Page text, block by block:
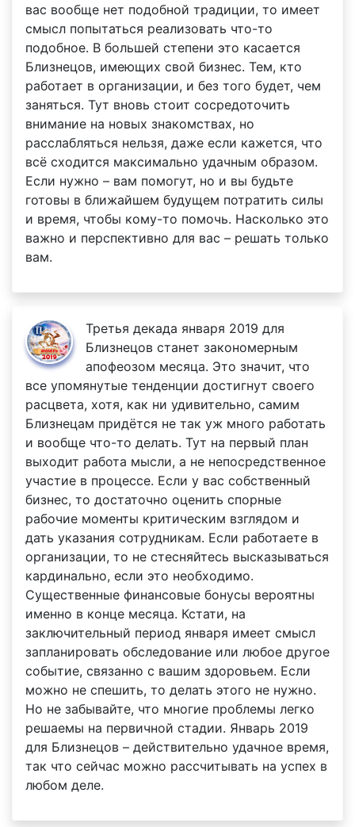
вас вообще нет подобной традиции, то имеет
смысл попытаться реализовать что-то
подобное. В большей степени это касается
Близнецов, имеющих свой бизнес. Тем, кто
работает в организации, и без того будет, чем
заняться. Тут вновь стоит сосредоточить
внимание на новых знакомствах, но
расслабляться нельзя, даже если кажется, что
всё сходится максимально удачным образом.
Если нужно – вам помогут, но и вы будьте
готовы в ближайшем будущем потратить силы
и время, чтобы кому-то помочь. Насколько это
важно и перспективно для вас – решать только
вам.
Третья декада января 2019 для
Близнецов станет закономерным
апофеозом месяца. Это значит, что
все упомянутые тенденции достигнут своего
расцвета, хотя, как ни удивительно, самим
Близнецам придётся не так уж много работать
и вообще что-то делать. Тут на первый план
выходит работа мысли, а не непосредственное
участие в процессе. Если у вас собственный
бизнес, то достаточно оценить спорные
рабочие моменты критическим взглядом и
дать указания сотрудникам. Если работаете в
организации, то не стесняйтесь высказываться
кардинально, если это необходимо.
Существенные финансовые бонусы вероятны
именно в конце месяца. Кстати, на
заключительный период января имеет смысл
запланировать обследование или любое другое
событие, связанно с вашим здоровьем. Если
можно не спешить, то делать этого не нужно.
Но не забывайте, что многие проблемы легко
решаемы на первичной стадии. Январь 2019
для Близнецов – действительно удачное время,
так что сейчас можно рассчитывать на успех в
любом деле.